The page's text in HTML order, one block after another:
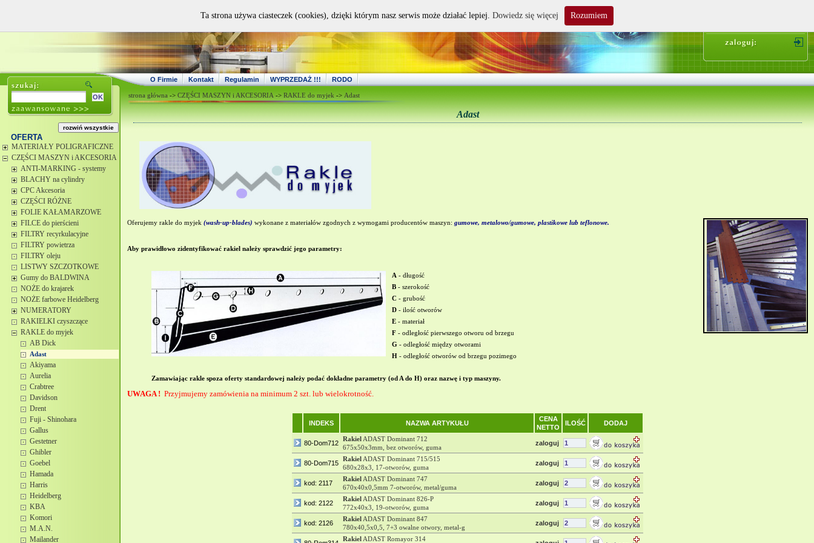
O Firmie Kontakt Regulamin WYPRZEDAŻ !!! RODO
OFERTA
MATERIAŁY POLIGRAFICZNE
CZĘŚCI MASZYN i AKCESORIA
ANTI-MARKING - systemy
BLACHY na cylindry
CPC Akcesoria
CZĘŚCI RÓŻNE
FOLIE KAŁAMARZOWE
FILCE do pierścieni
FILTRY recyrkulacyjne
FILTRY powietrza
FILTRY oleju
LISTWY SZCZOTKOWE
Gumy do BALDWINA
NOŻE do krajarek
NOŻE farbowe Heidelberg
NUMERATORY
RAKIELKI czyszczące
RAKLE do myjek
AB Dick
Adast
Akiyama
Aurelia
Crabtree
Davidson
Drent
Fuji - Shinohara
Gallus
Gestetner
Ghibler
Goebel
Hamada
Harris
Heidelberg
KBA
Komori
M.A.N.
Mailander
strona główna -> CZĘŚCI MASZYN i AKCESORIA -> RAKLE do myjek -> Adast
Adast
Oferujemy rakle do myjek (wash-up-blades) wykonane z materiałów zgodnych z wymogami producentów maszyn: gumowe, metalowo/gumowe, plastikowe lub teflonowe.
Aby prawidłowo zidentyfikować rakiel należy sprawdzić jego parametry:
A - długość
B - szerokość
C - grubość
D - ilość otworów
E - materiał
F - odległość pierwszego otworu od brzegu
G - odległość między otworami
H - odległość otworów od brzegu pozimego
Zamawiając rakle spoza oferty standardowej należy podać dokładne parametry (od A do H) oraz nazwę i typ maszyny.
UWAGA ! Przyjmujemy zamówienia na minimum 2 szt. lub wielokrotność.
INDEKS NAZWA ARTYKUŁU
CENA
NETTO
ILOŚĆ DODAJ
80-Dom712
Rakiel ADAST Dominant 712
675x50x3mm, bez otworów, guma
zaloguj
80-Dom715
Rakiel ADAST Dominant 715/515
680x28x3, 17-otworów, guma
zaloguj
kod: 2117
Rakiel ADAST Dominant 747
670x40x0,5mm 7-otworów, metal/guma
zaloguj
kod: 2122
Rakiel ADAST Dominant 826-P
772x40x3, 19-otworów, guma
zaloguj
kod: 2126
Rakiel ADAST Dominant 847
780x40,5x0,5, 7+3 owalne otwory, metal-g
zaloguj
Rakiel ADAST Romayor 314
Ta strona używa ciasteczek (cookies), dzięki którym nasz serwis może działać lepiej. Dowiedz się więcej Rozumiem